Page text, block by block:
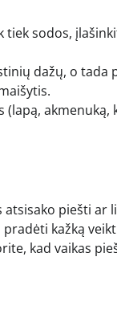
sodos,
dažų, o tada
akmenuką,
piešti ar
kažką
kad vaikas